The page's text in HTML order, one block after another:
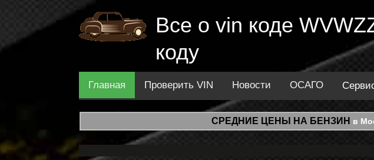
Все о vin коде
коду
Главная Проверить VIN Новости ОСАГО
СРЕДНИЕ ЦЕНЫ НА БЕНЗИН в